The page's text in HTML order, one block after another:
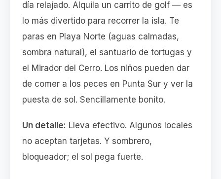
día relajado. Alquila un carrito de golf — es
lo más divertido para recorrer la isla. Te
paras en Playa Norte (aguas calmadas,
sombra natural), el santuario de tortugas y
el Mirador del Cerro. Los niños pueden dar
de comer a los peces en Punta Sur y ver la
puesta de sol. Sencillamente bonito.
Un detalle: Lleva efectivo. Algunos locales
no aceptan tarjetas. Y sombrero,
bloqueador; el sol pega fuerte.